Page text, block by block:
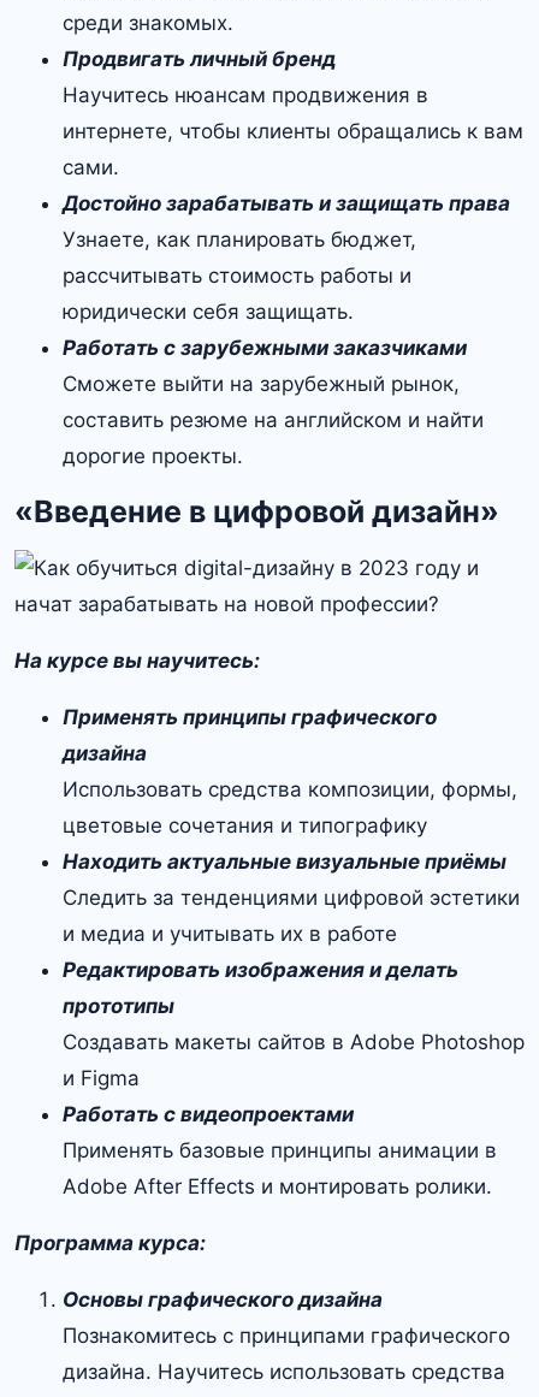
среди знакомых.
Продвигать личный бренд
Научитесь нюансам продвижения в
интернете, чтобы клиенты обращались к вам
сами.
Достойно зарабатывать и защищать права
Узнаете, как планировать бюджет,
рассчитывать стоимость работы и
юридически себя защищать.
Работать с зарубежными заказчиками
Сможете выйти на зарубежный рынок,
составить резюме на английском и найти
дорогие проекты.
«Введение в цифровой дизайн»
На курсе вы научитесь:
Применять принципы графического
дизайна
Использовать средства композиции, формы,
цветовые сочетания и типографику
Находить актуальные визуальные приёмы
Следить за тенденциями цифровой эстетики
и медиа и учитывать их в работе
Редактировать изображения и делать
прототипы
Создавать макеты сайтов в Adobe Photoshop
и Figma
Работать с видеопроектами
Применять базовые принципы анимации в
Adobe After Effects и монтировать ролики.
Программа курса:
Основы графического дизайна
Познакомитесь с принципами графического
дизайна. Научитесь использовать средства